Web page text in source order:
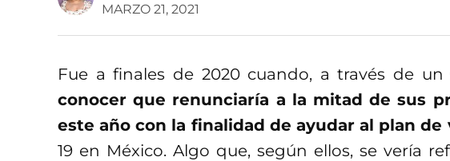
MARZO 21, 2021
Fue a finales de 2020 cuando, a través de
conocer que renunciaría a la mitad de sus
este año con la finalidad de ayudar al plan de
19 en México. Algo que, según ellos, se vería